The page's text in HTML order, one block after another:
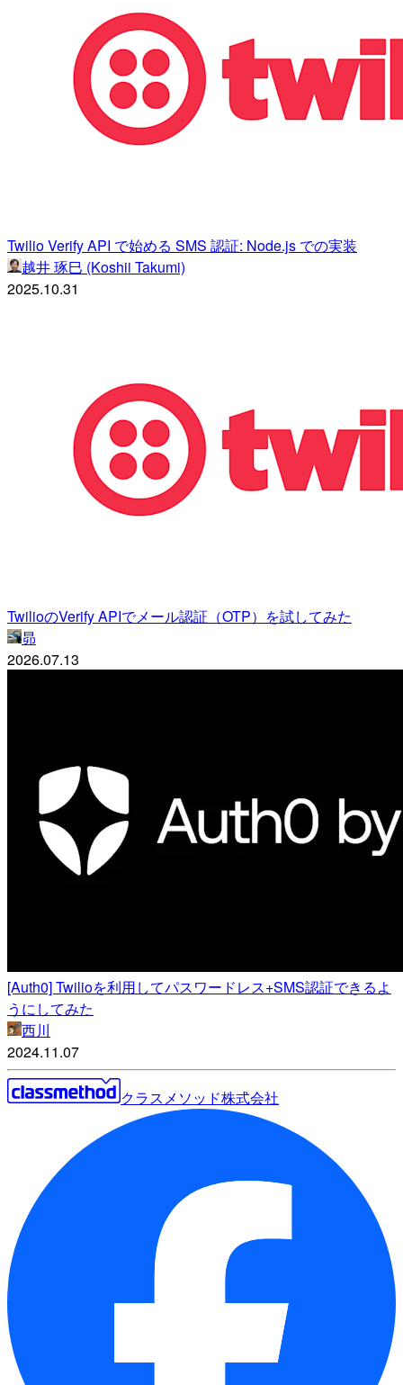
Twilio Verify API で始める SMS 認証: Node.js での実装
越井 琢巳 (Koshii Takumi)
2025.10.31
TwilioのVerify APIでメール認証（OTP）を試してみた
昴
2026.07.13
[Auth0] Twilioを利用してパスワードレス+SMS認証できるよ
うにしてみた
西川
2024.11.07
クラスメソッド株式会社